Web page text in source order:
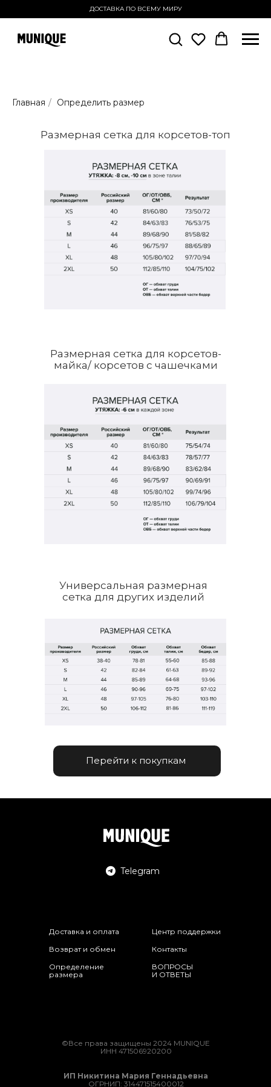
ДОСТАВКА ПО ВСЕМУ МИРУ
Главная / Определить размер
Перейти к покупкам
Универсальная размерная
сетка для других изделий
Размерная сетка для корсетов-
майка/ корсетов с чашечками
Размерная сетка для корсетов-топ
ВОПРОСЫ
И ОТВЕТЫ
Telegram
Возврат и обмен
Доставка и оплата Центр поддержки
Определение
размера
©Все права защищены 2024 MUNIQUE
ИНН 471506920200
ИП Никитина Мария Геннадьевна
ОГРНИП: 314471515400012
Контакты